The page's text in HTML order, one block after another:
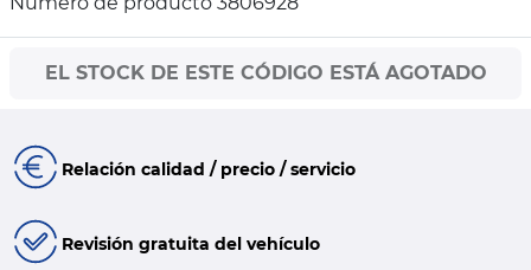
EL STOCK DE ESTE CÓDIGO ESTÁ AGOTADO
Relación calidad / precio / servicio
Revisión gratuita del vehículo